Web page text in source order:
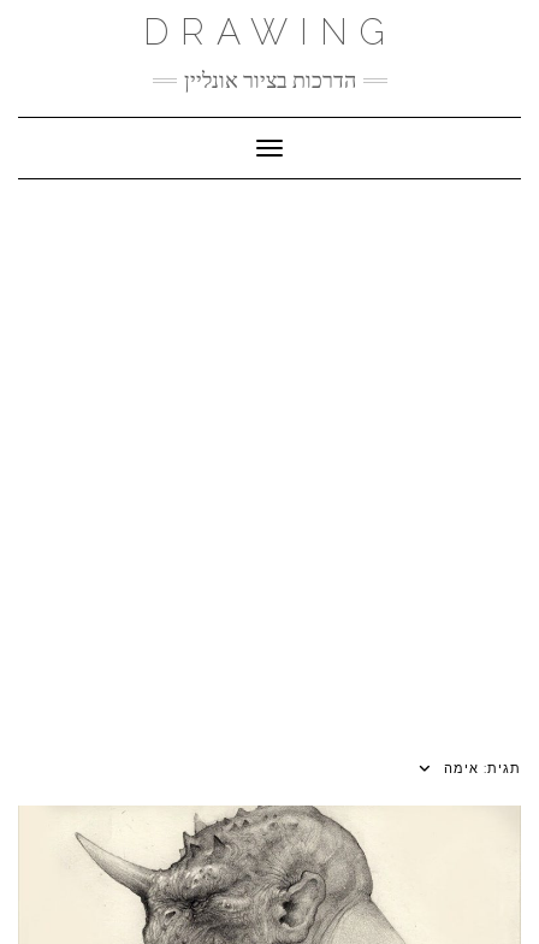
DRAWING
הדרכות בציור אונליין
Toggle Navigation
תגית: אימה